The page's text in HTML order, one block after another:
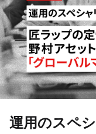
運用のスペ